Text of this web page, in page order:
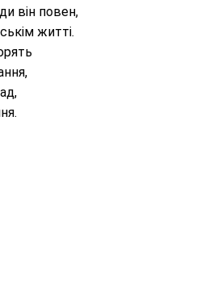
він повен,
житті.